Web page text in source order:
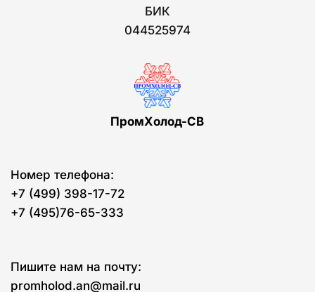
БИК
044525974
ПромХолод-СВ
Номер телефона:
+7 (499) 398-17-72
+7 (495)76-65-333
Пишите нам на почту:
promholod.an@mail.ru